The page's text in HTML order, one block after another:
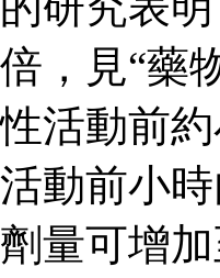
倍，見“藥
性活動前
活動前小
劑量可增